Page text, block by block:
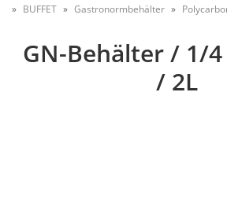
Nützliche Tipps
BUFFET Gastronormbehälter
GN-Behälter / 1/
/ 2L